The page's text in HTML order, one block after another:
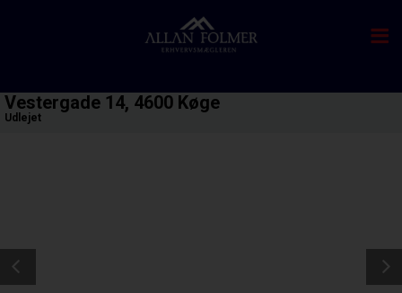
Vestergade 14, 4600 Køge
Udlejet